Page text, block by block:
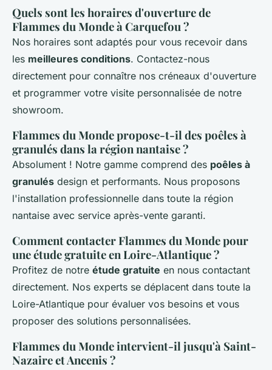
Quels sont les horaires d'ouverture de
Flammes du Monde à Carquefou ?
Nos horaires sont adaptés pour vous recevoir dans
les meilleures conditions. Contactez-nous
directement pour connaître nos créneaux d'ouverture
et programmer votre visite personnalisée de notre
showroom.
Flammes du Monde propose-t-il des poêles à
granulés dans la région nantaise ?
Absolument ! Notre gamme comprend des poêles à
granulés design et performants. Nous proposons
l'installation professionnelle dans toute la région
nantaise avec service après-vente garanti.
Comment contacter Flammes du Monde pour
une étude gratuite en Loire-Atlantique ?
Profitez de notre étude gratuite en nous contactant
directement. Nos experts se déplacent dans toute la
Loire-Atlantique pour évaluer vos besoins et vous
proposer des solutions personnalisées.
Flammes du Monde intervient-il jusqu'à Saint-
Nazaire et Ancenis ?